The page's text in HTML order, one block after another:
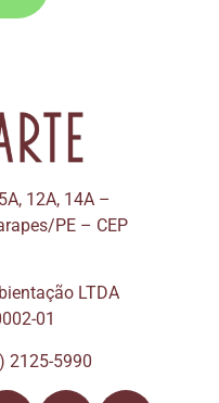
12A, 14A –
PE – CEP
LTDA
01
2125-5990